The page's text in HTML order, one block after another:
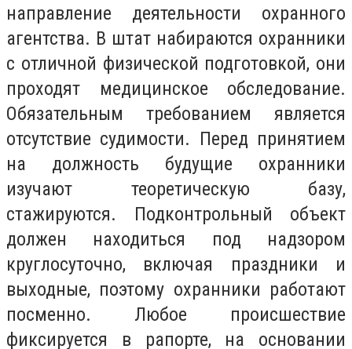
направление деятельности охранного
агентства. В штат набираются охранники
с отличной физической подготовкой, они
проходят медицинское обследование.
Обязательным требованием является
отсутствие судимости. Перед принятием
на должность будущие охранники
изучают теоретическую базу,
стажируются. Подконтрольный объект
должен находиться под надзором
круглосуточно, включая праздники и
выходные, поэтому охранники работают
посменно. Любое происшествие
фиксируется в рапорте, на основании